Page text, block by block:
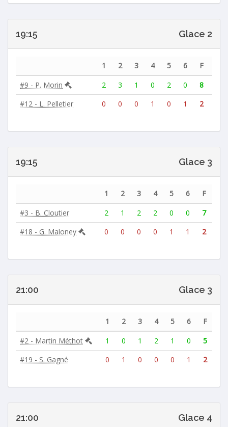
19:15 Glace 2
1 2 3 4 5 6
F
#9 - P. Morin
2 3 1 0 2 0
8
#12 - L. Pelletier
0 0 0 1 0 1 2
19:15 Glace 3
1 2 3 4 5 6
F
#3 - B. Cloutier
2 1 2 2 0 0
7
#18 - G. Maloney
0 0 0 0 1 1 2
21:00 Glace 3
1 2 3 4 5 6
F
#2 - Martin Méthot
1 0 1 2 1 0
5
#19 - S. Gagné
0 1 0 0 0 1 2
21:00 Glace 4